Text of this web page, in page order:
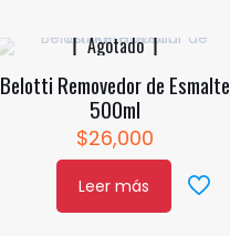
página
de
Agotado
Belotti Removedor de Esmalte
500ml
$26,000
Leer más